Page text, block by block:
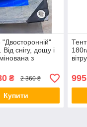
снігу, дощу і
з
₴ 2 360 ₴
Купити
995